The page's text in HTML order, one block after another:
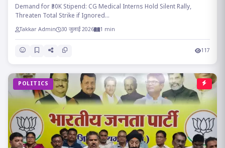
Demand for ₹30K Stipend: CG Medical Interns Hold Silent Rally,
Threaten Total Strike if Ignored...
Takkar Admin 30 जुलाई 2026 1 min
117
POLITICS